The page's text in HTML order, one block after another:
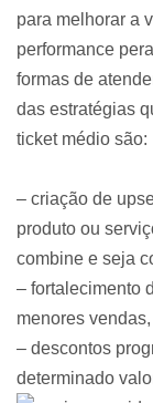
para melhorar a
performance
formas de
das estratégias
ticket médio são:
– criação de
produto ou
combine e seja
– fortalecimento
menores
– descontos
determinado